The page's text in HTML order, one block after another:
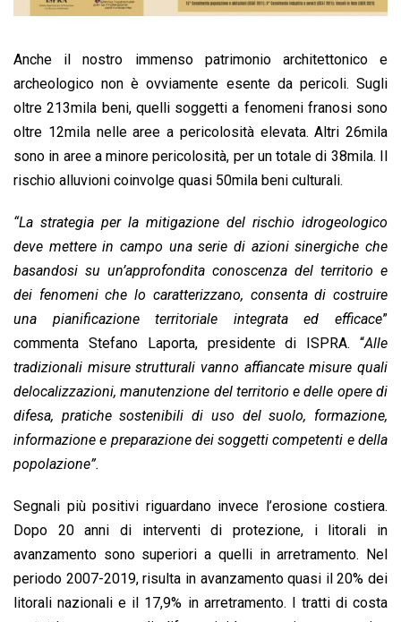
Anche il nostro immenso patrimonio architettonico e
archeologico non è ovviamente esente da pericoli. Sugli
oltre 213mila beni, quelli soggetti a fenomeni franosi sono
oltre 12mila nelle aree a pericolosità elevata. Altri 26mila
sono in aree a minore pericolosità, per un totale di 38mila. Il
rischio alluvioni coinvolge quasi 50mila beni culturali.
“La strategia per la mitigazione del rischio idrogeologico
deve mettere in campo una serie di azioni sinergiche che
basandosi su un’approfondita conoscenza del territorio e
dei fenomeni che lo caratterizzano, consenta di costruire
una pianificazione territoriale integrata ed efficace”
commenta Stefano Laporta, presidente di ISPRA. “Alle
tradizionali misure strutturali vanno affiancate misure quali
delocalizzazioni, manutenzione del territorio e delle opere di
difesa, pratiche sostenibili di uso del suolo, formazione,
informazione e preparazione dei soggetti competenti e della
popolazione”.
Segnali più positivi riguardano invece l’erosione costiera.
Dopo 20 anni di interventi di protezione, i litorali in
avanzamento sono superiori a quelli in arretramento. Nel
periodo 2007-2019, risulta in avanzamento quasi il 20% dei
litorali nazionali e il 17,9% in arretramento. I tratti di costa